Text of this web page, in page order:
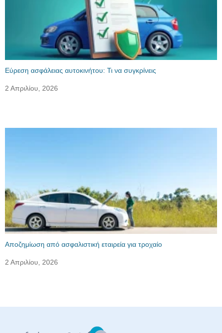
Εύρεση ασφάλειας αυτοκινήτου: Τι να συγκρίνεις
2 Απριλίου, 2026
Αποζημίωση από ασφαλιστική εταιρεία για τροχαίο
2 Απριλίου, 2026